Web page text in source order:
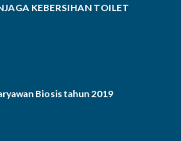
KEBERSIHAN TOILET
Biosis tahun 2019